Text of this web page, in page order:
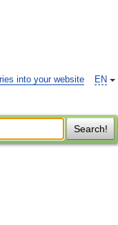
EN
into your website
Search!